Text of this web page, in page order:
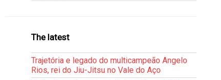
The latest
Trajetória e legado do multicampeão Angelo
Rios, rei do Jiu-Jitsu no Vale do Aço